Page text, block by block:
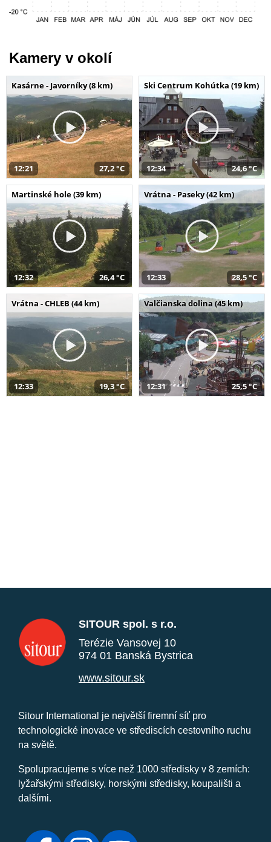
Kamery v okolí
Kasárne - Javorníky (8 km)
12:21 27,2 °C
Ski Centrum Kohútka (19 km)
12:34 24,6 °C
Martinské hole (39 km)
12:32 26,4 °C
Vrátna - Paseky (42 km)
12:33 28,5 °C
Vrátna - CHLEB (44 km)
12:33 19,3 °C
Valčianska dolina (45 km)
12:31 25,5 °C
SITOUR spol. s r.o.
Terézie Vansovej 10
974 01 Banská Bystrica
www.sitour.sk
Sitour International je největší firemní síť pro
technologické inovace ve střediscích cestovního ruchu
na světě.
Spolupracujeme s více než 1000 středisky v 8 zemích:
lyžařskými středisky, horskými středisky, koupališti a
dalšími.